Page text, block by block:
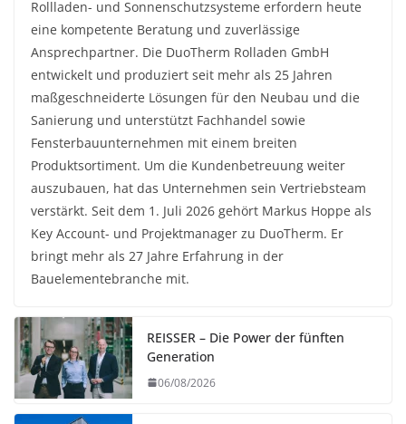
Rollladen- und Sonnenschutzsysteme erfordern heute
eine kompetente Beratung und zuverlässige
Ansprechpartner. Die DuoTherm Rolladen GmbH
entwickelt und produziert seit mehr als 25 Jahren
maßgeschneiderte Lösungen für den Neubau und die
Sanierung und unterstützt Fachhandel sowie
Fensterbauunternehmen mit einem breiten
Produktsortiment. Um die Kundenbetreuung weiter
auszubauen, hat das Unternehmen sein Vertriebsteam
verstärkt. Seit dem 1. Juli 2026 gehört Markus Hoppe als
Key Account- und Projektmanager zu DuoTherm. Er
bringt mehr als 27 Jahre Erfahrung in der
Bauelementebranche mit.
REISSER – Die Power der fünften
Generation
06/08/2026